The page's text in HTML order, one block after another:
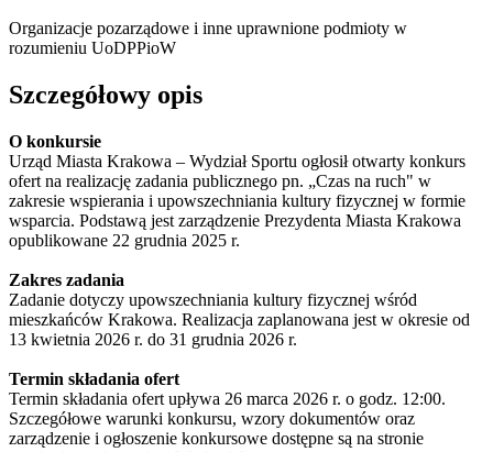
Organizacje pozarządowe i inne uprawnione podmioty w
rozumieniu UoDPPioW
Szczegółowy opis
O konkursie
Urząd Miasta Krakowa – Wydział Sportu ogłosił otwarty konkurs
ofert na realizację zadania publicznego pn. „Czas na ruch" w
zakresie wspierania i upowszechniania kultury fizycznej w formie
wsparcia. Podstawą jest zarządzenie Prezydenta Miasta Krakowa
opublikowane 22 grudnia 2025 r.
Zakres zadania
Zadanie dotyczy upowszechniania kultury fizycznej wśród
mieszkańców Krakowa. Realizacja zaplanowana jest w okresie od
13 kwietnia 2026 r. do 31 grudnia 2026 r.
Termin składania ofert
Termin składania ofert upływa 26 marca 2026 r. o godz. 12:00.
Szczegółowe warunki konkursu, wzory dokumentów oraz
zarządzenie i ogłoszenie konkursowe dostępne są na stronie